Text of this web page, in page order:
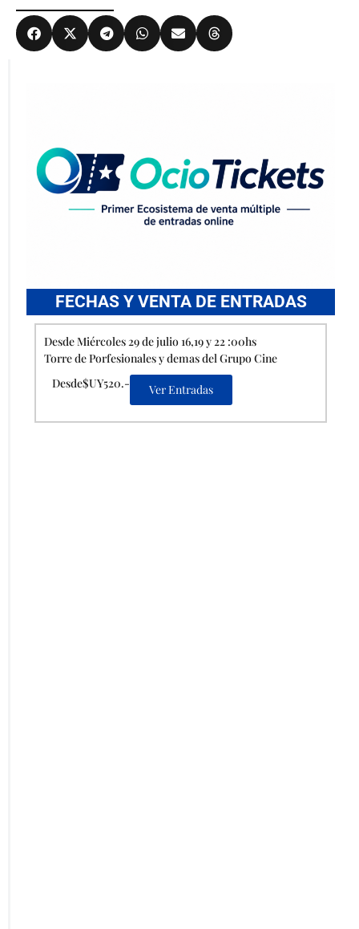
FECHAS Y VENTA DE ENTRADAS
Desde Miércoles 29 de julio 16,19 y 22 :00hs
Torre de Porfesionales y demas del Grupo Cine
Desde$UY520.-
Ver Entradas